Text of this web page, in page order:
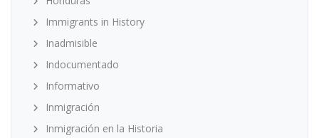
Immigrants in History
Inadmisible
Indocumentado
Informativo
Inmigración
Inmigración en la Historia